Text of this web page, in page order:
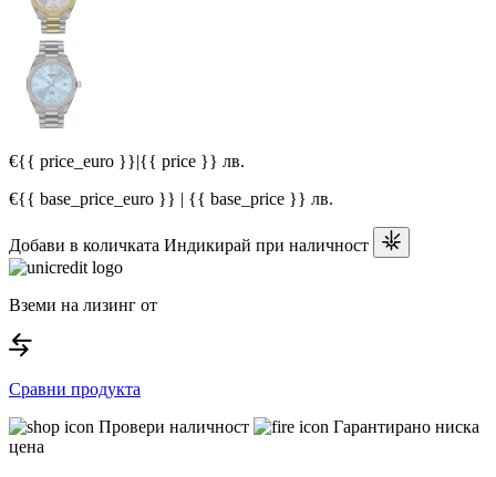
€{{ price_euro }}|{{ price }} лв.
€{{ base_price_euro }} | {{ base_price }} лв.
Добави в количката Индикирай при наличност
Вземи на лизинг от
Сравни продукта
Провери наличност
Гарантирано ниска
цена